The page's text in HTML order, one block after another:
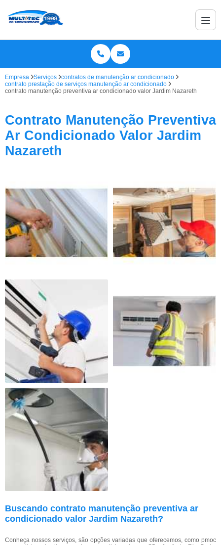
Empresa Serviços
contratos de manutenção ar condicionado
contrato prestação de serviços manutenção ar condicionado
contrato manutenção preventiva ar condicionado valor Jardim Nazareth
Contrato Manutenção Preventiva
Ar Condicionado Valor Jardim
Nazareth
Buscando contrato manutenção preventiva ar
condicionado valor Jardim Nazareth?
Conheça nossos serviços, são opções variadas que oferecemos, como pmoc